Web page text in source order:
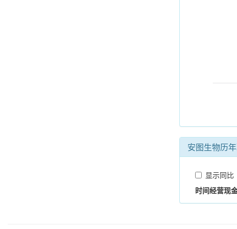
安图生物历
显示同比
时间经营现